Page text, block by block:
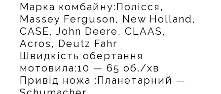
Марка комбайну:Полісся,
Massey Ferguson, New Holland,
CASE, John Deere, CLAAS,
Acros, Deutz Fahr
Швидкість обертання
мотовила:10 — 65 об./хв
Привід ножа :Планетарний —